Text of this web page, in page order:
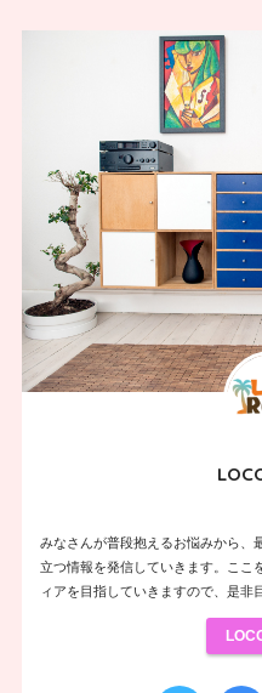
みなさんが普段抱えるお悩みから、
立つ情報を発信していきます。ここ
ィアを目指していきますので、是非